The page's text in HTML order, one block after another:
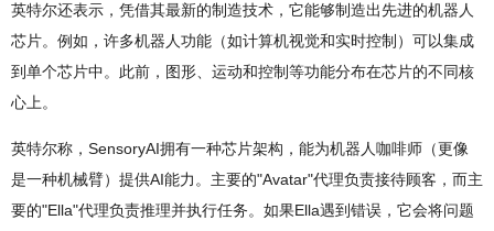
英特尔还表示，凭借其最新的制造技术，它能够制造出先进的机器人
芯片。例如，许多机器人功能（如计算机视觉和实时控制）可以集成
到单个芯片中。此前，图形、运动和控制等功能分布在芯片的不同核
心上。
英特尔称，SensoryAI拥有一种芯片架构，能为机器人咖啡师（更像
是一种机械臂）提供AI能力。主要的"Avatar"代理负责接待顾客，而主
要的"Ella"代理负责推理并执行任务。如果Ella遇到错误，它会将问题